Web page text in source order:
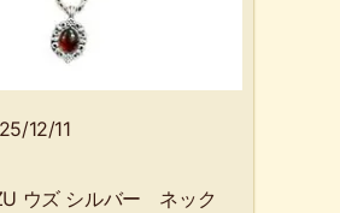
12/11
ウズ シルバー ネック